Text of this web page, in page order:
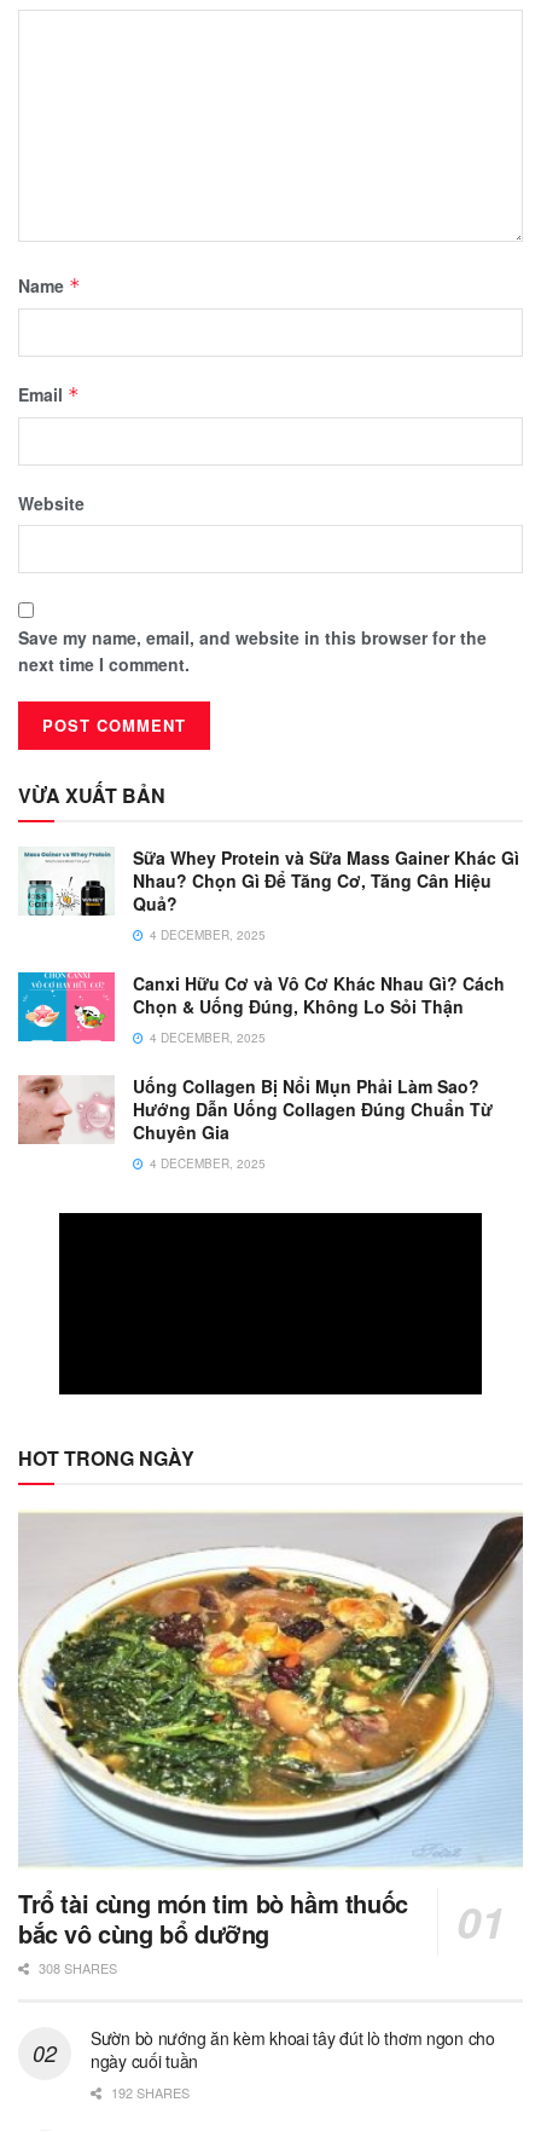
Name *
Email *
Website
Save my name, email, and website in this browser for the
next time I comment.
VỪA XUẤT BẢN
Sữa Whey Protein và Sữa Mass Gainer Khác Gì
Nhau? Chọn Gì Để Tăng Cơ, Tăng Cân Hiệu
Quả?
4 DECEMBER, 2025
Canxi Hữu Cơ và Vô Cơ Khác Nhau Gì? Cách
Chọn & Uống Đúng, Không Lo Sỏi Thận
4 DECEMBER, 2025
Uống Collagen Bị Nổi Mụn Phải Làm Sao?
Hướng Dẫn Uống Collagen Đúng Chuẩn Từ
Chuyên Gia
4 DECEMBER, 2025
HOT TRONG NGÀY
Trổ tài cùng món tim bò hầm thuốc
bắc vô cùng bổ dưỡng
308 SHARES
Sườn bò nướng ăn kèm khoai tây đút lò thơm ngon cho
ngày cuối tuần
192 SHARES